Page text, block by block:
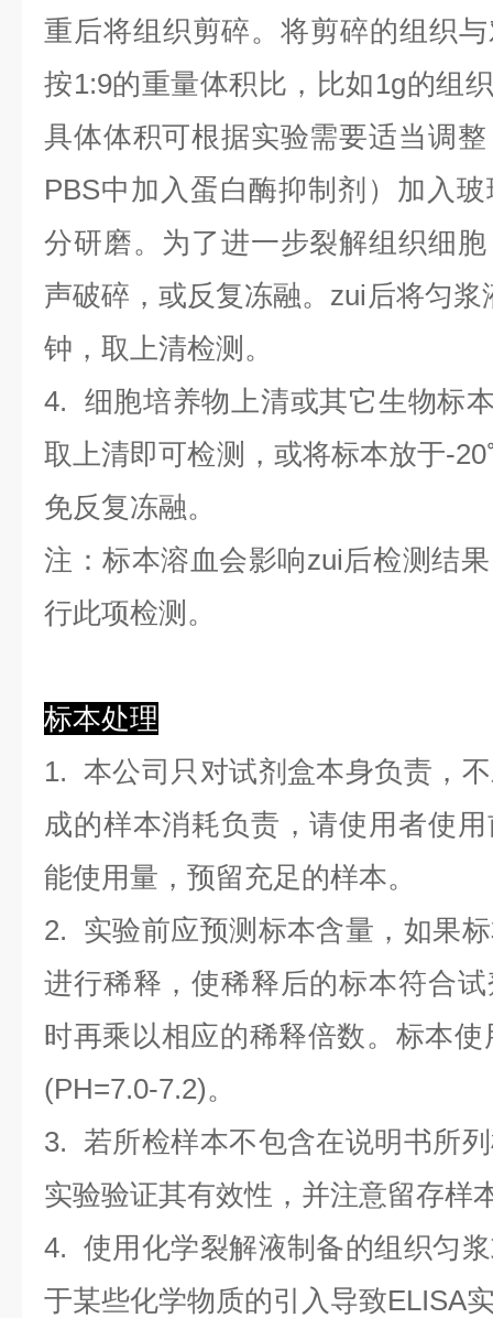
重后将组织剪碎。将剪碎的组织
按1:9的重量体积比，比如1g的组
具体体积可根据实验需要适当调
PBS中加入蛋白酶抑制剂）加入
分研磨。为了进一步裂解组织细
声破碎，或反复冻融。zui后将匀浆
钟，取上清检测。
4. 细胞培养物上清或其它生物标
取上清即可检测，或将标本放于-
免反复冻融。
注：标本溶血会影响zui后检测结
行此项检测。
标本处理
1. 本公司只对试剂盒本身负责，
成的样本消耗负责，请使用者使
能使用量，预留充足的样本。
2. 实验前应预测标本含量，如果
进行稀释，使稀释后的标本符合
时再乘以相应的稀释倍数。标本
(PH=7.0-7.2)。
3. 若所检样本不包含在说明书所
实验验证其有效性，并注意留存样
4. 使用化学裂解液制备的组织匀
于某些化学物质的引入导致ELISA